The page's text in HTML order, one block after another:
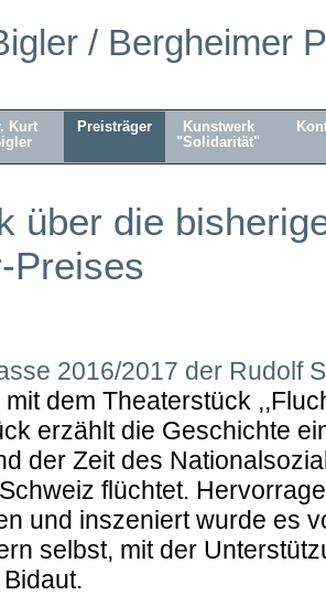
/ Bergheimer
Kurt
Preisträger
Kunstwerk
"Solidarität"
über die
Preises
2016/2017 der Rudolf
mit dem Theaterstück
erzählt die Geschichte
der Zeit des
flüchtet.
und inszeniert wurde es
selbst, mit der